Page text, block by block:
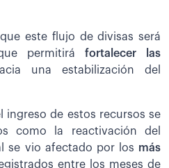
este flujo de divisas será
permitirá fortalecer las
una estabilización del
ingreso de estos recursos se
como la reactivación del
se vio afectado por los más
entre los meses de